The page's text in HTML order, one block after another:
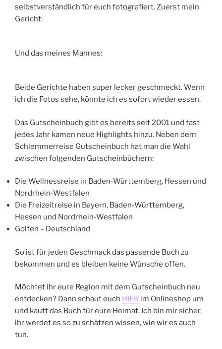
selbstverständlich für euch fotografiert. Zuerst mein
Gericht:
Und das meines Mannes:
Beide Gerichte haben super lecker geschmeckt. Wenn
ich die Fotos sehe, könnte ich es sofort wieder essen.
Das Gutscheinbuch gibt es bereits seit 2001 und fast
jedes Jahr kamen neue Highlights hinzu. Neben dem
Schlemmerreise Gutscheinbuch hat man die Wahl
zwischen folgenden Gutscheinbüchern:
Die Wellnessreise in Baden-Württemberg, Hessen und
Nordrhein-Westfalen
Die Freizeitreise in Bayern, Baden-Württemberg,
Hessen und Nordrhein-Westfalen
Golfen – Deutschland
So ist für jeden Geschmack das passende Buch zu
bekommen und es bleiben keine Wünsche offen.
Möchtet ihr eure Region mit dem Gutscheinbuch neu
entdecken? Dann schaut euch HIER im Onlineshop um
und kauft das Buch für eure Heimat. Ich bin mir sicher,
ihr werdet es so zu schätzen wissen, wie wir es auch
tun.